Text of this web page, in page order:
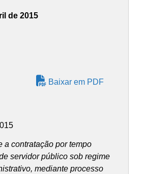
de 2015
Baixar em PDF
a contratação por tempo
servidor público sob regime
mediante processo